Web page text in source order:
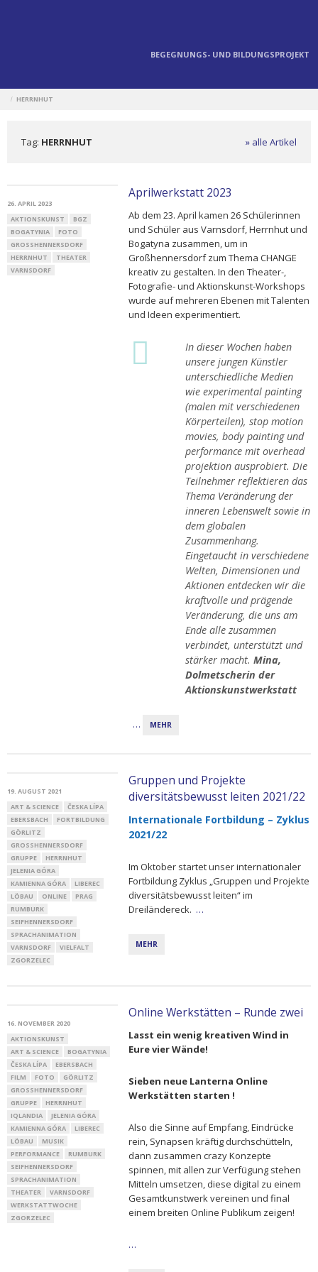
BEGEGNUNGS- UND BILDUNGSPROJEKT
/ HERRNHUT
Tag: HERRNHUT » alle Artikel
26. APRIL 2023
AKTIONSKUNST
BGZ
BOGATYNIA
FOTO
GROSSHENNERSDORF
HERRNHUT
THEATER
VARNSDORF
Aprilwerkstatt 2023
Ab dem 23. April kamen 26 Schülerinnen
und Schüler aus Varnsdorf, Herrnhut und
Bogatyna zusammen, um in
Großhennersdorf zum Thema CHANGE
kreativ zu gestalten. In den Theater-,
Fotografie- und Aktionskunst-Workshops
wurde auf mehreren Ebenen mit Talenten
und Ideen experimentiert.
In dieser Wochen haben
unsere jungen Künstler
unterschiedliche Medien
wie experimental painting
(malen mit verschiedenen
Körperteilen), stop motion
movies, body painting und
performance mit overhead
projektion ausprobiert. Die
Teilnehmer reflektieren das
Thema Veränderung der
inneren Lebenswelt sowie in
dem globalen
Zusammenhang.
Eingetaucht in verschiedene
Welten, Dimensionen und
Aktionen entdecken wir die
kraftvolle und prägende
Veränderung, die uns am
Ende alle zusammen
verbindet, unterstützt und
stärker macht. Mina,
Dolmetscherin der
Aktionskunstwerkstatt
… MEHR
19. AUGUST 2021
ART & SCIENCE
ČESKA LÍPA
EBERSBACH
FORTBILDUNG
GÖRLITZ
GROSSHENNERSDORF
GRUPPE
HERRNHUT
JELENIA GÓRA
KAMIENNA GÓRA
LIBEREC
LÖBAU
ONLINE
PRAG
RUMBURK
SEIFHENNERSDORF
SPRACHANIMATION
VARNSDORF
VIELFALT
ZGORZELEC
Gruppen und Projekte
diversitätsbewusst leiten 2021/22
Internationale Fortbildung – Zyklus
2021/22
Im Oktober startet unser internationaler
Fortbildung Zyklus „Gruppen und Projekte
diversitätsbewusst leiten“ im
Dreiländereck. …
MEHR
16. NOVEMBER 2020
AKTIONSKUNST
ART & SCIENCE
BOGATYNIA
ČESKA LÍPA
EBERSBACH
FILM
FOTO
GÖRLITZ
GROSSHENNERSDORF
GRUPPE
HERRNHUT
IQLANDIA
JELENIA GÓRA
KAMIENNA GÓRA
LIBEREC
LÖBAU
MUSIK
PERFORMANCE
RUMBURK
SEIFHENNERSDORF
SPRACHANIMATION
THEATER
VARNSDORF
WERKSTATTWOCHE
ZGORZELEC
Online Werkstätten – Runde zwei
Lasst ein wenig kreativen Wind in
Eure vier Wände!
Sieben neue Lanterna Online
Werkstätten starten !
Also die Sinne auf Empfang, Eindrücke
rein, Synapsen kräftig durchschütteln,
dann zusammen crazy Konzepte
spinnen, mit allen zur Verfügung stehen
Mitteln umsetzen, diese digital zu einem
Gesamtkunstwerk vereinen und final
einem breiten Online Publikum zeigen!
…